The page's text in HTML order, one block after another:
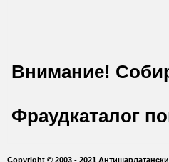
Внимание!
Фраудкаталог
Copyright © 2003 - 2021